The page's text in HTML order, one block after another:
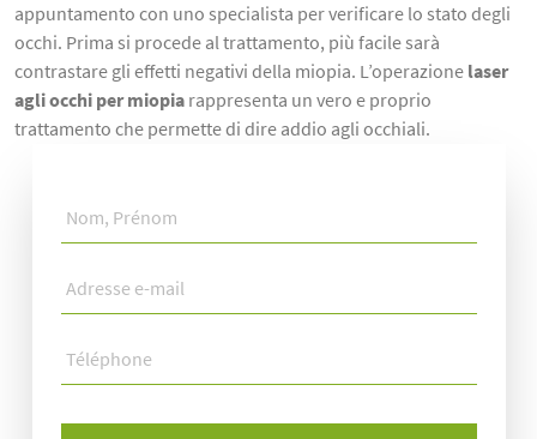
appuntamento con uno specialista per verificare lo stato degli
occhi. Prima si procede al trattamento, più facile sarà
contrastare gli effetti negativi della miopia. L’operazione laser
agli occhi per miopia rappresenta un vero e proprio
trattamento che permette di dire addio agli occhiali.
Prénom *
e-
Téléphone